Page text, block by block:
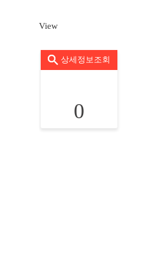
View
상세정보조회
0